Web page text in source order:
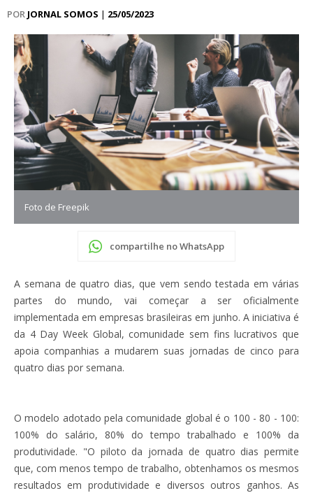
POR JORNAL SOMOS | 25/05/2023
Foto de Freepik
compartilhe no WhatsApp
A semana de quatro dias, que vem sendo testada em várias
partes do mundo, vai começar a ser oficialmente
implementada em empresas brasileiras em junho. A iniciativa é
da 4 Day Week Global, comunidade sem fins lucrativos que
apoia companhias a mudarem suas jornadas de cinco para
quatro dias por semana.
O modelo adotado pela comunidade global é o 100 - 80 - 100:
100% do salário, 80% do tempo trabalhado e 100% da
produtividade. "O piloto da jornada de quatro dias permite
que, com menos tempo de trabalho, obtenhamos os mesmos
resultados em produtividade e diversos outros ganhos. As